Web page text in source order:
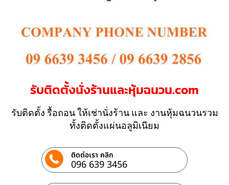
รับติดตั้งนั่งร้านและหุ้มฉนวน.com
รับติดตั้ง รื้อถอน ให้เช่านั่งร้าน และ งานหุ้มฉนวนรวม
ทั้งติดตั้งแผ่นอลูมิเนียม
ติดต่อเรา คลิก
096 639 3456